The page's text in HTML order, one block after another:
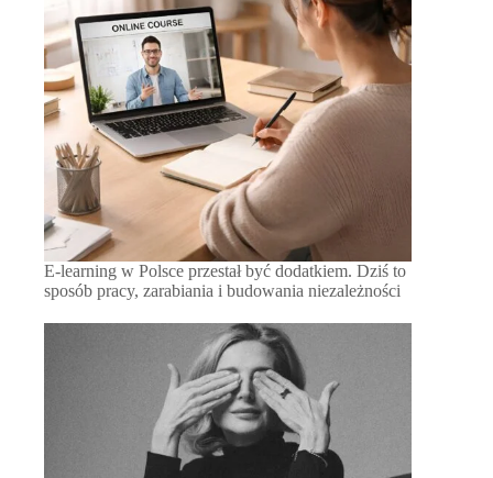
E-learning w Polsce przestał być dodatkiem. Dziś to
sposób pracy, zarabiania i budowania niezależności